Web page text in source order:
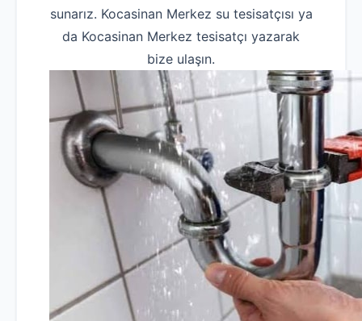
sunarız. Kocasinan Merkez su tesisatçısı ya
da Kocasinan Merkez tesisatçı yazarak
bize ulaşın.